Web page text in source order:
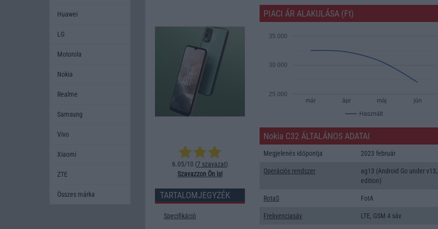
6.05/10 (7 szavazat)
Szavazzon Ön is!
TARTALOMJEGYZÉK
Specifikáció
PIACI ÁR ALAKULÁSA (Ft)
Használt
már ápr máj jún
25 000
30 000
35 000
Nokia C32 ÁLTALÁNOS ADATAI
Megjelenés időpontja 2023 február
Operációs rendszer
ag13 (Android Go under
edition)
RotaS FotA
Frekvenciasáv LTE, GSM 4 sáv
Huawei
LG
Motorola
Nokia
Realme
Samsung
Vivo
Xiaomi
ZTE
Összes márka